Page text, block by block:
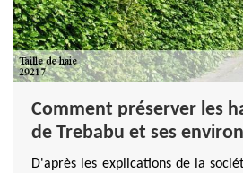
Comment préserver les
de Trebabu et ses
D'après les explications de la